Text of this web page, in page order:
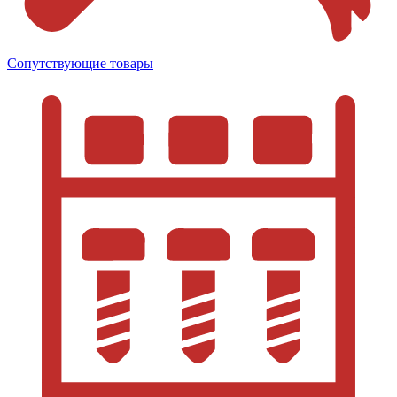
Сопутствующие товары